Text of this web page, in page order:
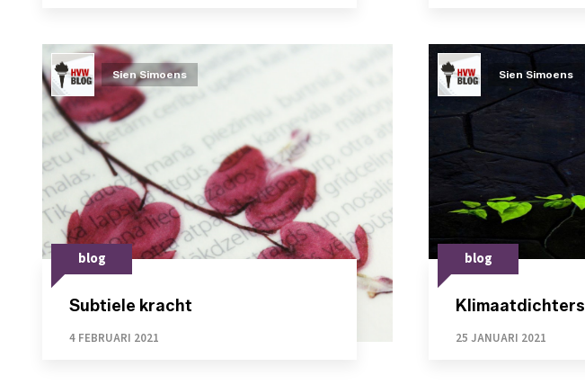
blog
Subtiele kracht
4 FEBRUARI 2021
Sien Simoens
blog
Klimaatdichters
25 JANUARI 2021
Sien Simoens